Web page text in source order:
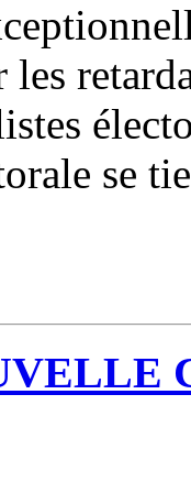
se